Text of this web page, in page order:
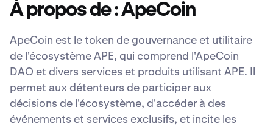
À propos de : ApeCoin
ApeCoin est le token de gouvernance et utilitaire
de l'écosystème APE, qui comprend l'ApeCoin
DAO et divers services et produits utilisant APE. Il
permet aux détenteurs de participer aux
décisions de l'écosystème, d'accéder à des
événements et services exclusifs, et incite les